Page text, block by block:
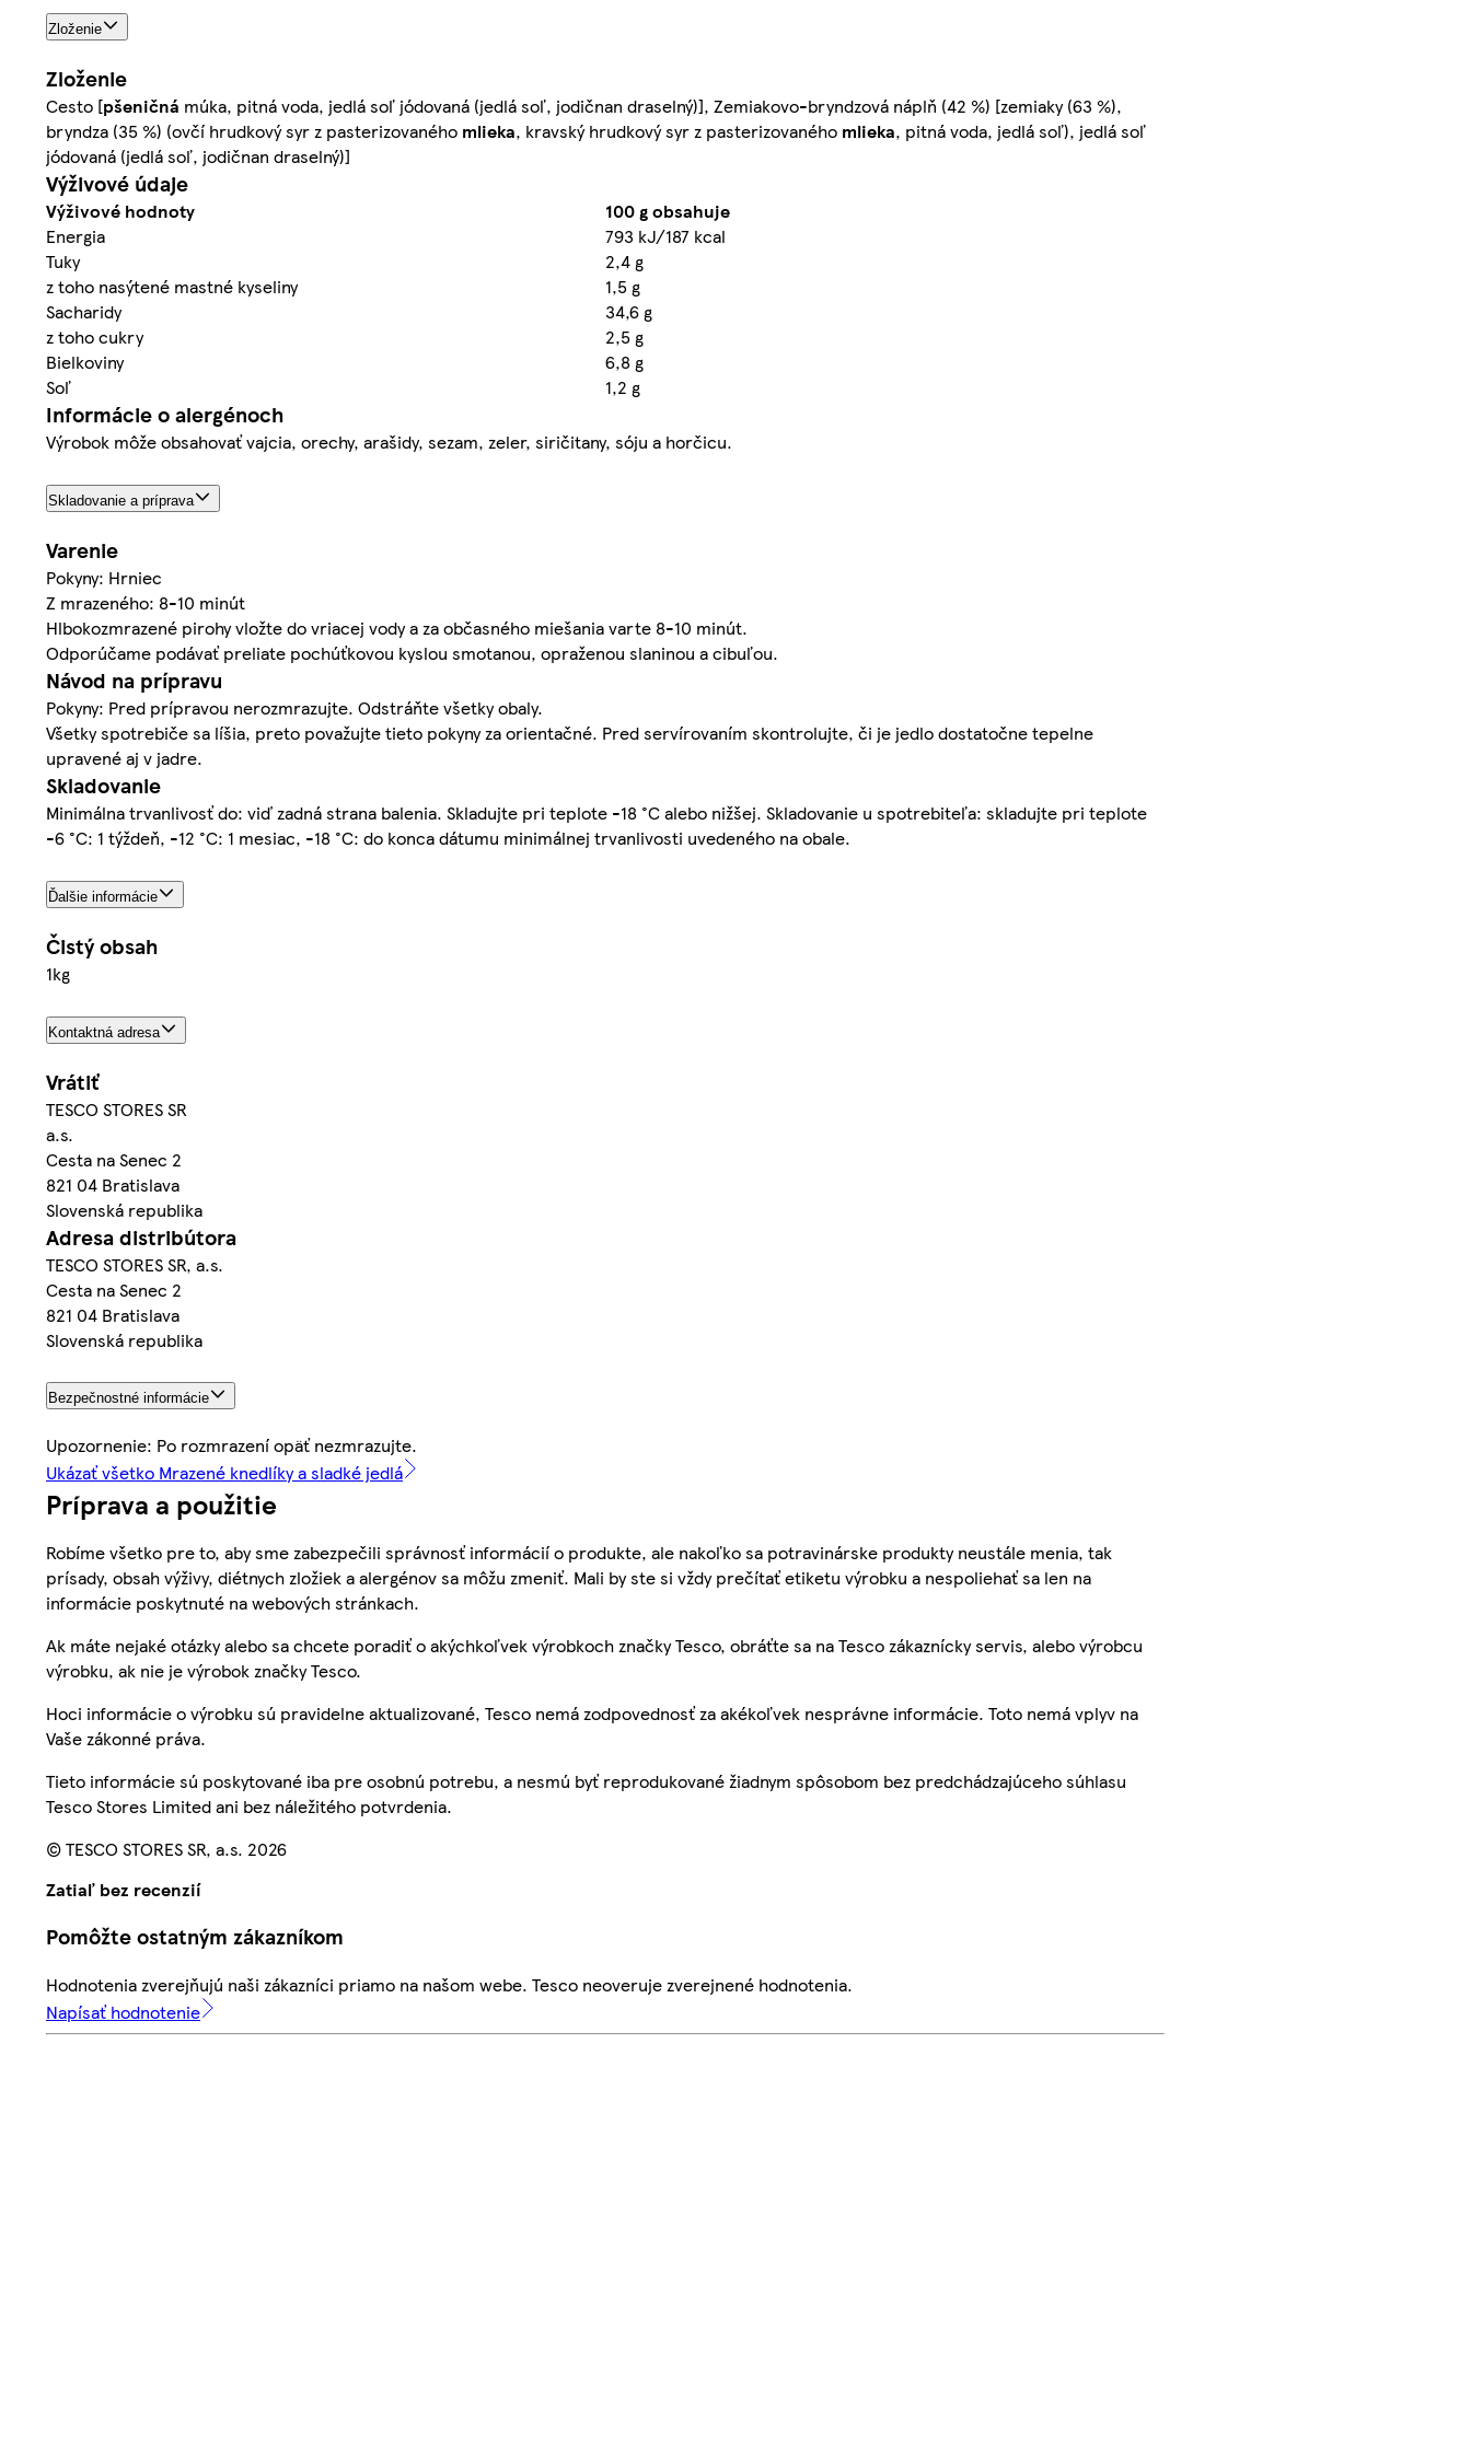
Zloženie
Zloženie
Cesto [pšeničná múka, pitná voda, jedlá soľ jódovaná (jedlá soľ, jodičnan draselný)], Zemiakovo-bryndzová náplň (42 %) [zemiaky (63 %),
bryndza (35 %) (ovčí hrudkový syr z pasterizovaného mlieka, kravský hrudkový syr z pasterizovaného mlieka, pitná voda, jedlá soľ), jedlá soľ
jódovaná (jedlá soľ, jodičnan draselný)]
Výživové údaje
Výživové hodnoty
100 g obsahuje
Energia
793 kJ/187 kcal
Tuky
2,4 g
z toho nasýtené mastné kyseliny
1,5 g
Sacharidy
34,6 g
z toho cukry
2,5 g
Bielkoviny
6,8 g
Soľ
1,2 g
Informácie o alergénoch
Výrobok môže obsahovať vajcia, orechy, arašidy, sezam, zeler, siričitany, sóju a horčicu.
Skladovanie a príprava
Varenie
Pokyny: Hrniec
Z mrazeného: 8-10 minút
Hlbokozmrazené pirohy vložte do vriacej vody a za občasného miešania varte 8-10 minút.
Odporúčame podávať preliate pochúťkovou kyslou smotanou, opraženou slaninou a cibuľou.
Návod na prípravu
Pokyny: Pred prípravou nerozmrazujte. Odstráňte všetky obaly.
Všetky spotrebiče sa líšia, preto považujte tieto pokyny za orientačné. Pred servírovaním skontrolujte, či je jedlo dostatočne tepelne
upravené aj v jadre.
Skladovanie
Minimálna trvanlivosť do: viď zadná strana balenia. Skladujte pri teplote -18 °C alebo nižšej. Skladovanie u spotrebiteľa: skladujte pri teplote
-6 °C: 1 týždeň, -12 °C: 1 mesiac, -18 °C: do konca dátumu minimálnej trvanlivosti uvedeného na obale.
Ďalšie informácie
Čistý obsah
1kg
Kontaktná adresa
Vrátiť
TESCO STORES SR
a.s.
Cesta na Senec 2
821 04 Bratislava
Slovenská republika
Adresa distribútora
TESCO STORES SR, a.s.
Cesta na Senec 2
821 04 Bratislava
Slovenská republika
Bezpečnostné informácie
Upozornenie: Po rozmrazení opäť nezmrazujte.
Ukázať všetko Mrazené knedlíky a sladké jedlá
Príprava a použitie
Robíme všetko pre to, aby sme zabezpečili správnosť informácií o produkte, ale nakoľko sa potravinárske produkty neustále menia, tak
prísady, obsah výživy, diétnych zložiek a alergénov sa môžu zmeniť. Mali by ste si vždy prečítať etiketu výrobku a nespoliehať sa len na
informácie poskytnuté na webových stránkach.
Ak máte nejaké otázky alebo sa chcete poradiť o akýchkoľvek výrobkoch značky Tesco, obráťte sa na Tesco zákaznícky servis, alebo výrobcu
výrobku, ak nie je výrobok značky Tesco.
Hoci informácie o výrobku sú pravidelne aktualizované, Tesco nemá zodpovednosť za akékoľvek nesprávne informácie. Toto nemá vplyv na
Vaše zákonné práva.
Tieto informácie sú poskytované iba pre osobnú potrebu, a nesmú byť reprodukované žiadnym spôsobom bez predchádzajúceho súhlasu
Tesco Stores Limited ani bez náležitého potvrdenia.
© TESCO STORES SR, a.s. 2026
Zatiaľ bez recenzií
Pomôžte ostatným zákazníkom
Hodnotenia zverejňujú naši zákazníci priamo na našom webe. Tesco neoveruje zverejnené hodnotenia.
Napísať hodnotenie